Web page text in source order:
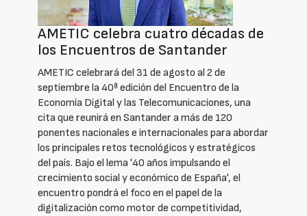
AMETIC celebra cuatro décadas de
los Encuentros de Santander
AMETIC celebrará del 31 de agosto al 2 de
septiembre la 40ª edición del Encuentro de la
Economía Digital y las Telecomunicaciones, una
cita que reunirá en Santander a más de 120
ponentes nacionales e internacionales para abordar
los principales retos tecnológicos y estratégicos
del país. Bajo el lema '40 años impulsando el
crecimiento social y económico de España', el
encuentro pondrá el foco en el papel de la
digitalización como motor de competitividad,